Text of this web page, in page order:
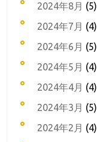
2024年8月 (5)
2024年7月 (4)
2024年6月 (5)
2024年5月 (4)
2024年4月 (4)
2024年3月 (5)
2024年2月 (4)